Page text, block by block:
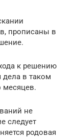
прописаны в
к решению
дела в таком
месяцев.
не
следует
родовая